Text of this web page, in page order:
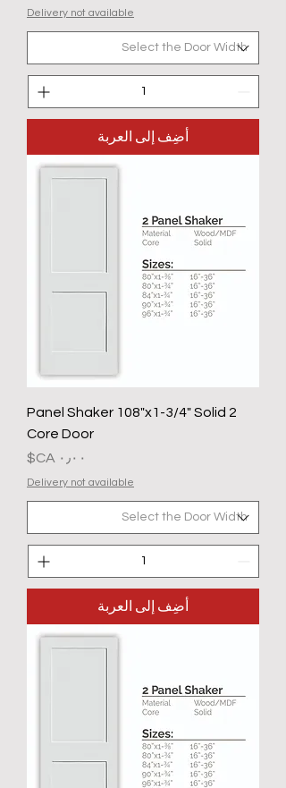
Delivery not available
أضِف إلى العربة
2 Panel Shaker 108"x1-3/4" Solid
Core Door
السعر
Delivery not available
أضِف إلى العربة